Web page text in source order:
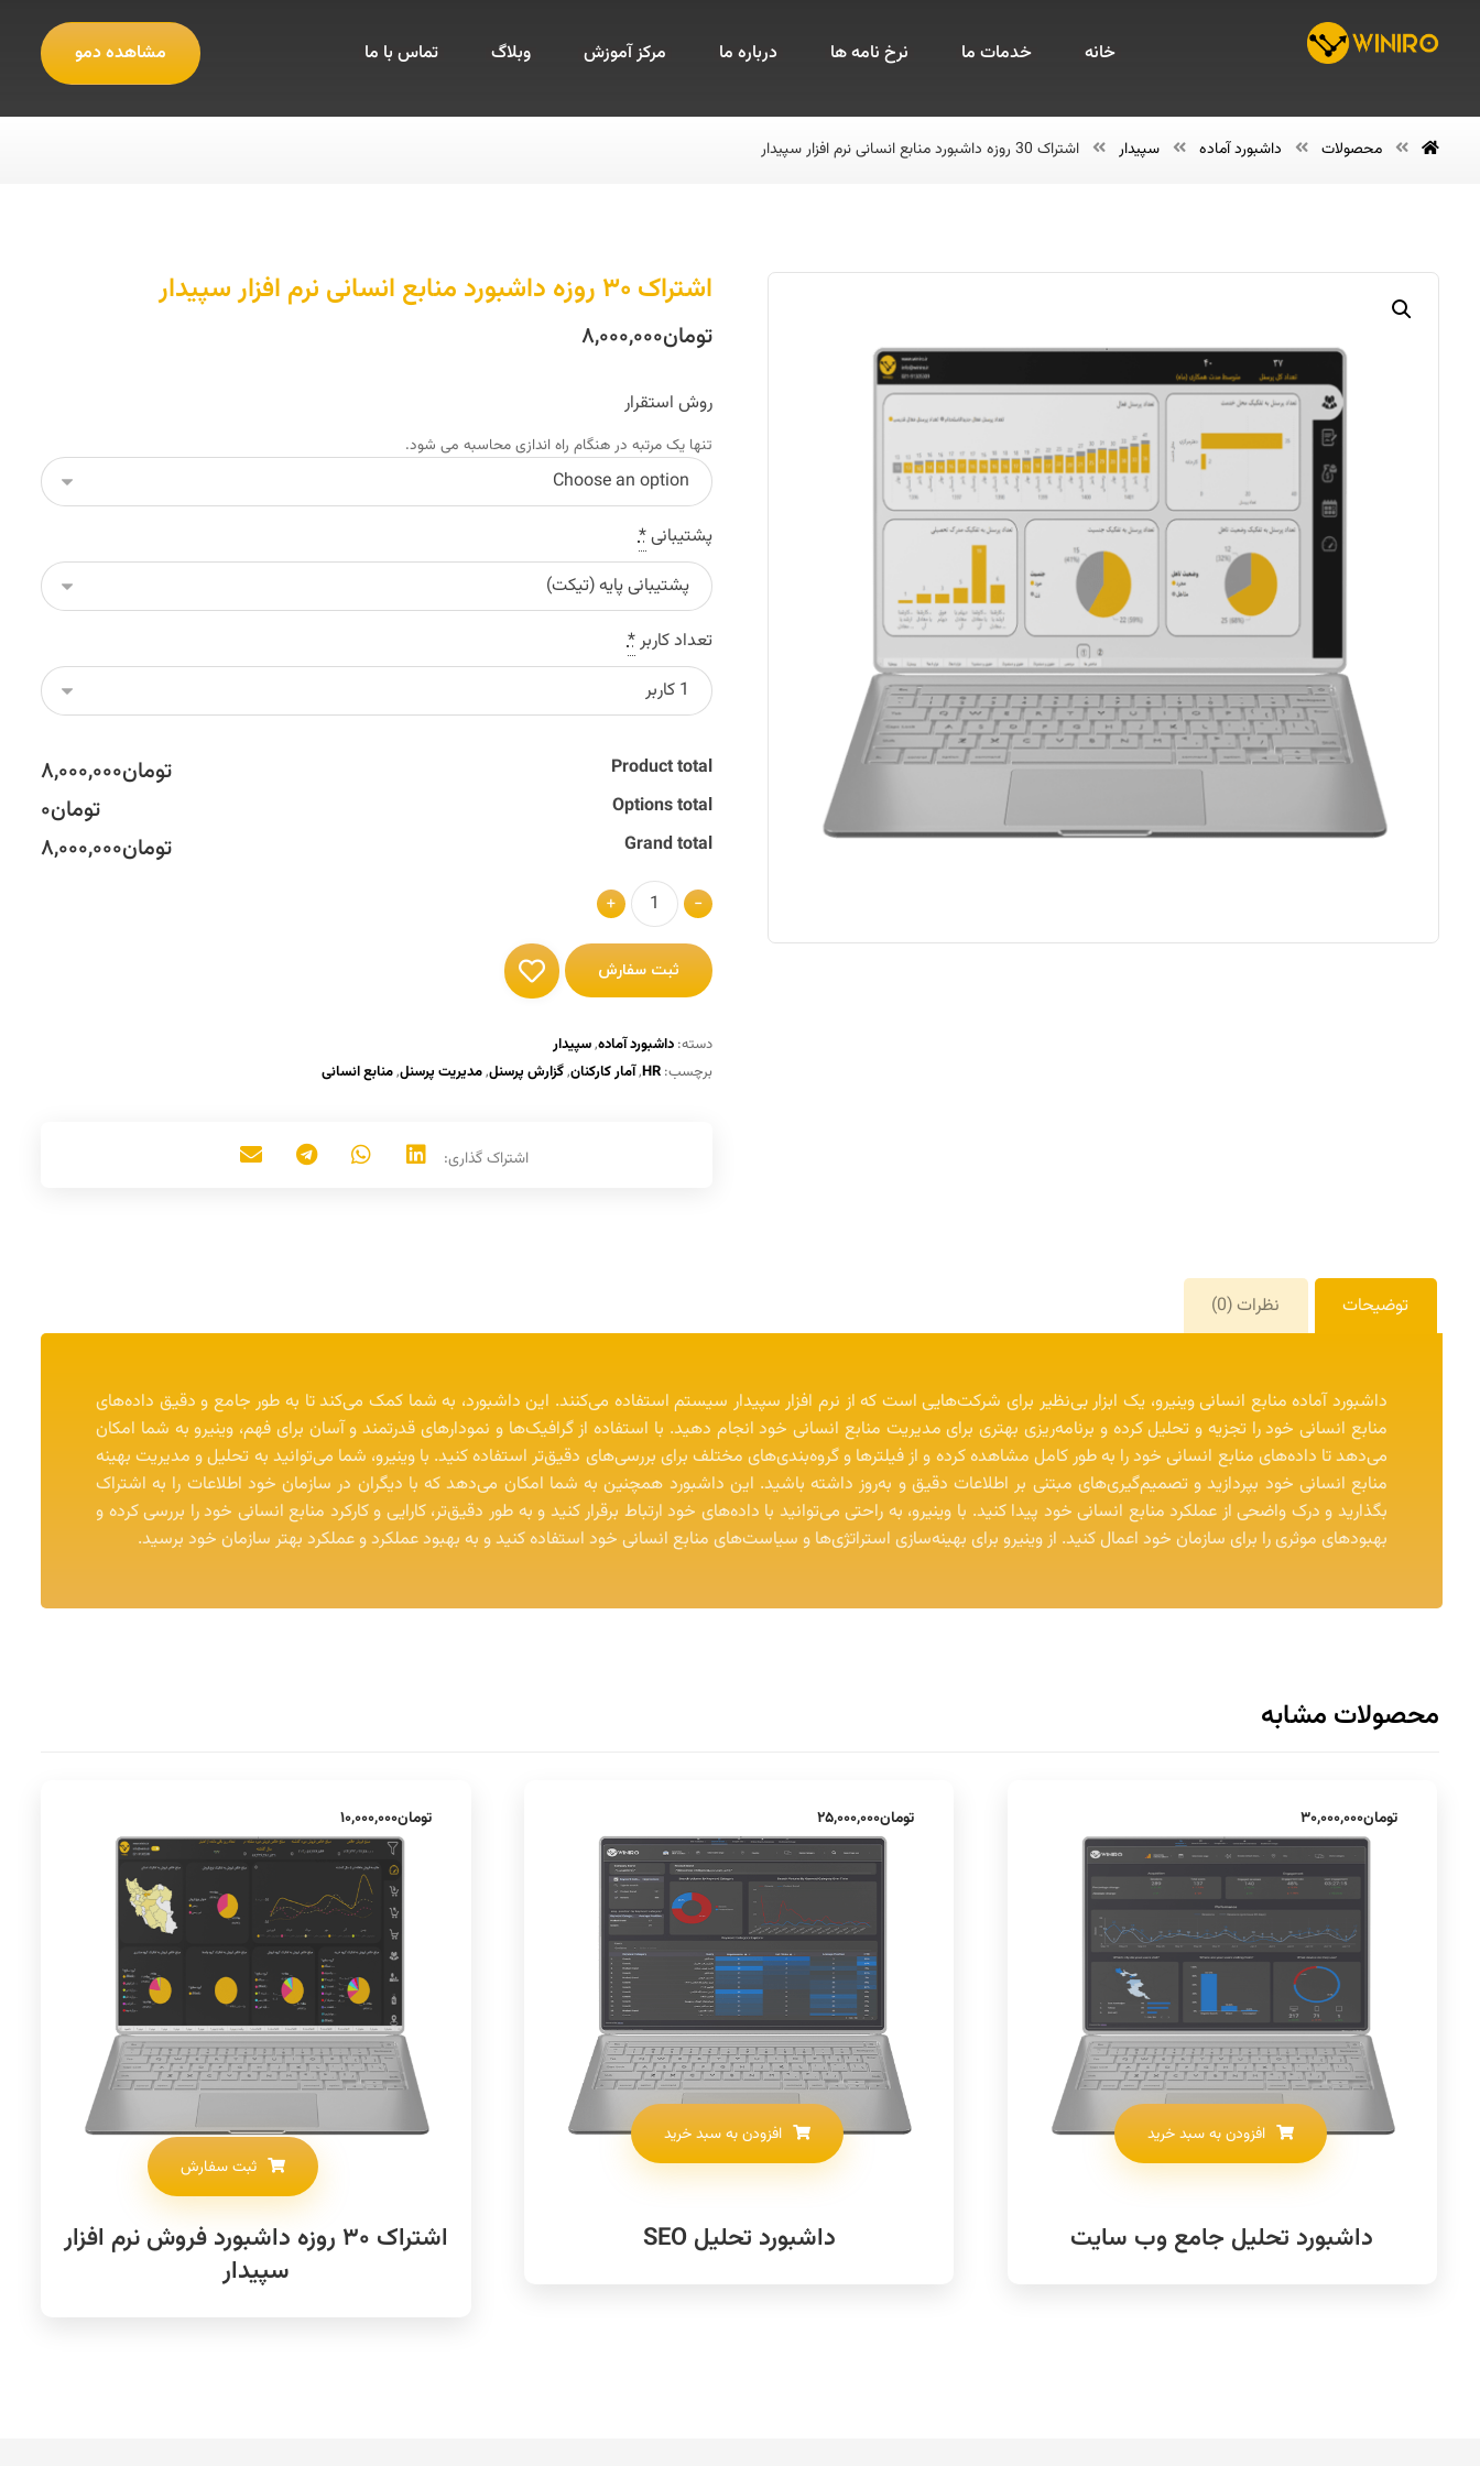
خانه خدمات ما نرخ نامه ها درباره ما مرکز آموزش وبلاگ تماس با ما مشاهده دمو
محصولات داشبورد آماده سپیدار اشتراک 30 روزه داشبورد منابع انسانی نرم افزار سپیدار
اشتراک ۳۰ روزه داشبورد منابع انسانی نرم افزار سپیدار
تومان۸,۰۰۰,۰۰۰
روش استقرار
تنها یک مرتبه در هنگام راه اندازی محاسبه می شود.
پشتیبانی*
تعداد کاربر*
Product total تومان۸,۰۰۰,۰۰۰
Options total تومان۰
Grand total تومان۸,۰۰۰,۰۰۰
-
+
ثبت سفارش
دسته:داشبورد آماده,سپیدار
برچسب:HR
,آمار کارکنان,گزارش پرسنل,مدیریت پرسنل,منابع انسانی
توضیحات نظرات (0)
داشبورد آماده منابع انسانی وینیرو، یک ابزار بی‌نظیر برای شرکت‌هایی است که از نرم افزار سپیدار سیستم استفاده می‌کنند. این داشبورد، به شما کمک می‌کند تا به طور جامع و دقیق داده‌های
منابع انسانی خود را تجزیه و تحلیل کرده و برنامه‌ریزی بهتری برای مدیریت منابع انسانی خود انجام دهید. با استفاده از گرافیک‌ها و نمودارهای قدرتمند و آسان برای فهم، وینیرو به شما امکان
می‌دهد تا داده‌های منابع انسانی خود را به طور کامل مشاهده کرده و از فیلترها و گروه‌بندی‌های مختلف برای بررسی‌های دقیق‌تر استفاده کنید. با وینیرو، شما می‌توانید به تحلیل و مدیریت بهینه
منابع انسانی خود بپردازید و تصمیم‌گیری‌های مبتنی بر اطلاعات دقیق و به‌روز داشته باشید. این داشبورد همچنین به شما امکان می‌دهد که با دیگران در سازمان خود اطلاعات را به اشتراک
بگذارید و درک واضحی از عملکرد منابع انسانی خود پیدا کنید. با وینیرو، به راحتی می‌توانید با داده‌های خود ارتباط برقرار کنید و به طور دقیق‌تر، کارایی و کارکرد منابع انسانی خود را بررسی کرده و
بهبودهای موثری را برای سازمان خود اعمال کنید. از وینیرو برای بهینه‌سازی استراتژی‌ها و سیاست‌های منابع انسانی خود استفاده کنید و به بهبود عملکرد و عملکرد بهتر سازمان خود برسید.
محصولات مشابه
اشتراک ۳۰ روزه داشبورد فروش نرم افزار
سپیدار
تومان۱۰,۰۰۰,۰۰۰
ثبت سفارش
داشبورد تحلیل SEO
تومان۲۵,۰۰۰,۰۰۰
افزودن به سبد خرید
داشبورد تحلیل جامع وب سایت
تومان۳۰,۰۰۰,۰۰۰
افزودن به سبد خرید